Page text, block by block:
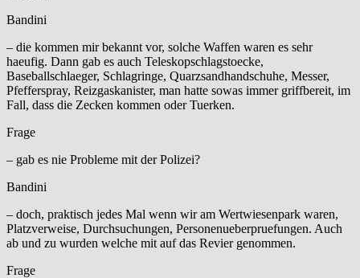
Bandini
– die kommen mir bekannt vor, solche Waffen waren es sehr
haeufig. Dann gab es auch Teleskopschlagstoecke,
Baseballschlaeger, Schlagringe, Quarzsandhandschuhe, Messer,
Pfefferspray, Reizgaskanister, man hatte sowas immer griffbereit, im
Fall, dass die Zecken kommen oder Tuerken.
Frage
– gab es nie Probleme mit der Polizei?
Bandini
– doch, praktisch jedes Mal wenn wir am Wertwiesenpark waren,
Platzverweise, Durchsuchungen, Personenueberpruefungen. Auch
ab und zu wurden welche mit auf das Revier genommen.
Frage